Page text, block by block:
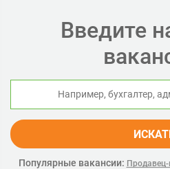
Введите
Популярные вакансии: Продавец-